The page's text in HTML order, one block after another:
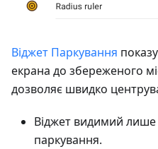
Віджет Паркування
екрана до збереженого
дозволяє швидко
Віджет видимий лише
паркування.